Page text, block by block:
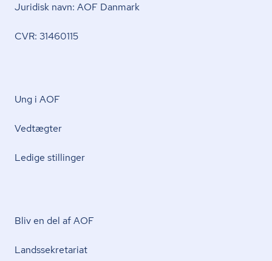
Juridisk navn: AOF Danmark
CVR: 31460115
Ung i AOF
Vedtægter
Ledige stillinger
Bliv en del af AOF
Lands­se­kre­ta­ri­at